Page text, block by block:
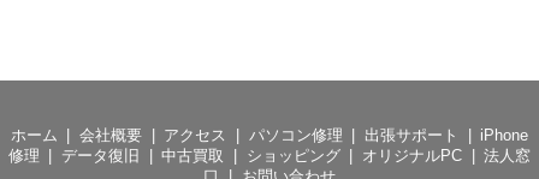
ホーム 会社概要 アクセス パソコン修理 出張サポート
iPhone
修理
データ復旧 中古買取 ショッピング オリジナルPC
法人窓